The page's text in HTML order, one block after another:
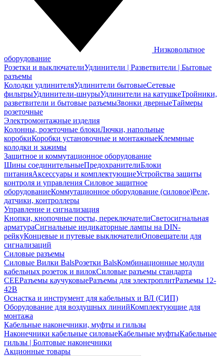
Низковольтное
оборудование
Розетки и выключателиУдлинители | Разветвители | Бытовые
разъемы
Колодки удлинителяУдлинители бытовыеСетевые
фильтрыУдлинители-шнурыУдлинители на катушкеТройники,
разветвители и бытовые разъемыЗвонки дверныеТаймеры
розеточные
Электромонтажные изделия
Колонны, розеточные блокиЛючки, напольные
коробкиКоробки установочные и монтажныеКлеммные
колодки и зажимы
Защитное и коммутационное оборудование
Шины соединительныеПредохранителиБлоки
питанияАксессуары и комплектующиеУстройства защиты
контроля и управления Силовое защитное
оборудованиеКоммутационное оборудование (силовое)Реле,
датчики, контроллеры
Управление и сигнализация
Кнопки, кнопочные посты, переключателиСветосигнальная
арматураСигнальные индикаторные лампы на DIN-
рейкуКонцевые и путевые выключателиОповещатели для
сигнализаций
Силовые разъемы
Силовые Вилки BalsРозетки BalsКомбинационные модули
кабельных розеток и вилокСиловые разъемы стандарта
CEEРазъемы каучуковыеРазъемы для электроплитРазъемы 12-
42В
Оснастка и инструмент для кабельных и ВЛ (СИП)
Оборудование для воздушных линийКомплектующие для
монтажа
Кабельные наконечники, муфты и гильзы
Наконечники кабельные силовыеКабельные муфтыКабельные
гильзы | Болтовые наконечники
Акционные товары